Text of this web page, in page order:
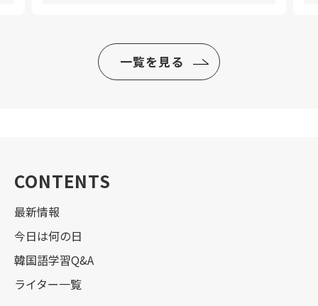
一覧を見る
CONTENTS
最新情報
今日は何の日
韓国語学習Q&A
ライター一覧